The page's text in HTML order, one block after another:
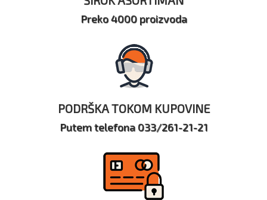
Preko 4000 proizvoda
PODRŠKA TOKOM KUPOVINE
Putem telefona 033/261-21-21